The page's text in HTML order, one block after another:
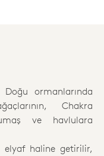
ormanlarında
Chakra
ve havlulara
elyaf haline getirilir,